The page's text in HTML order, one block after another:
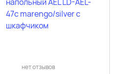
нет отзывов